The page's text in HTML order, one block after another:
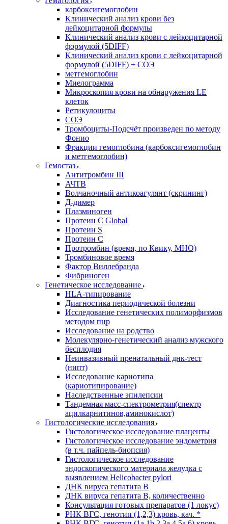
карбоксигемоглобин
Клинический анализ крови без
лейкоцитарной формулы
Клинический анализ крови с лейкоцитарной
формулой (5DIFF)
Клинический анализ крови с лейкоцитарной
формулой (5DIFF) + СОЭ
метгемоглобин
Миелограмма
Микроскопия крови на обнаружения LE
клеток
Ретикулоциты
СОЭ
Тромбоциты-Подсчёт произведен по методу
Фонио
Фракции гемоглобина (карбоксигемоглобин
и метгемоглобин)
Гемостаз
Антитромбин III
АЧТВ
Волчаночный антикоагулянт (скрининг)
Д-димер
Плазминоген
Протеин C Global
Протеин S
Протеин С
Протромбин (время, по Квику, МНО)
Тромбиновое время
Фактор Виллебранда
Фибриноген
Генетическое исследование
HLA-типирование
Диагностика периодической болезни
Исследование генетических полиморфизмов
методом пцр
Исследование на родство
Молекулярно-генетический анализ мужского
бесплодия
Неинвазивный пренатальный днк-тест
(нипт)
Исследование кариотипа
(кариотипирование)
Наследственные эпилепсии
Тандемная масс-спектрометрия(спектр
ацилкарнитинов,аминокислот)
Гистологические исследования
Гистологическое исследование плаценты
Гистологическое исследование эндометрия
(в т.ч. пайпель-биопсия)
Гистологическое исследование
эндоскопического материала желудка с
выявлением Helicobacter pylori
ДНК вируса гепатита B
ДНК вируса гепатита B, количественно
Консультация готовых препаратов (1 локус)
РНК ВГC, генотип (1,2,3) кровь, кач. *